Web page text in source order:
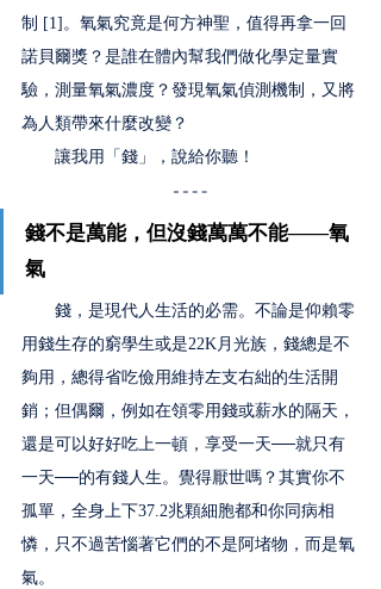
制 [1]。氧氣究竟是何方神聖，值得再拿一回
諾貝爾獎？是誰在體內幫我們做化學定量實
驗，測量氧氣濃度？發現氧氣偵測機制，又將
為人類帶來什麼改變？
讓我用「錢」，說給你聽！
錢不是萬能，但沒錢萬萬不能——氧
氣
錢，是現代人生活的必需。不論是仰賴零
用錢生存的窮學生或是22K月光族，錢總是不
夠用，總得省吃儉用維持左支右絀的生活開
銷；但偶爾，例如在領零用錢或薪水的隔天，
還是可以好好吃上一頓，享受一天──就只有
一天──的有錢人生。覺得厭世嗎？其實你不
孤單，全身上下37.2兆顆細胞都和你同病相
憐，只不過苦惱著它們的不是阿堵物，而是氧
氣。